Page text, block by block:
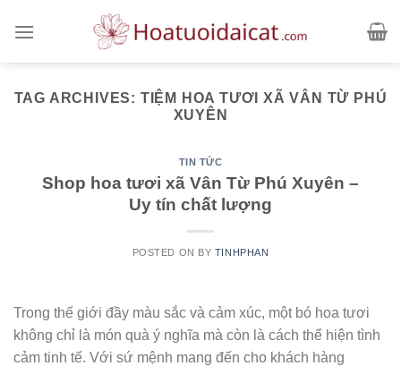
TAG ARCHIVES: TIỆM HOA TƯƠI XÃ VÂN TỪ PHÚ
XUYÊN
TIN TỨC
Shop hoa tươi xã Vân Từ Phú Xuyên –
Uy tín chất lượng
POSTED ON BY TINHPHAN
Trong thế giới đầy màu sắc và cảm xúc, một bó hoa tươi
không chỉ là món quà ý nghĩa mà còn là cách thể hiện tình
cảm tinh tế. Với sứ mệnh mang đến cho khách hàng